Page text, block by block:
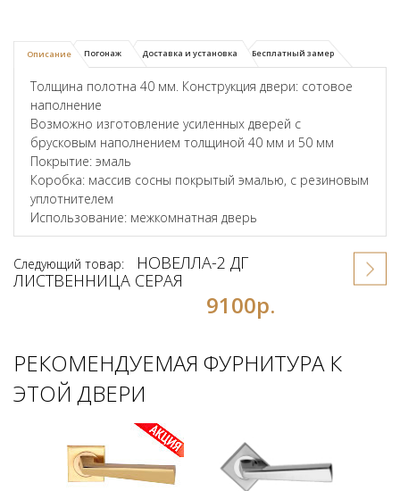
Описание Погонаж Доставка и установка Бесплатный замер
Толщина полотна 40 мм. Конструкция двери: сотовое
наполнение
Возможно изготовление усиленных дверей с
брусковым наполнением толщиной 40 мм и 50 мм
Покрытие: эмаль
Коробка: массив сосны покрытый эмалью, с резиновым
уплотнителем
Использование: межкомнатная дверь
Следующий товар:
НОВЕЛЛА-2 ДГ
ЛИСТВЕННИЦА СЕРАЯ
9100р.
РЕКОМЕНДУЕМАЯ ФУРНИТУРА К
ЭТОЙ ДВЕРИ